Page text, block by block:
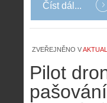
Číst dál...
ZVEŘEJNĚNO V
Pilot